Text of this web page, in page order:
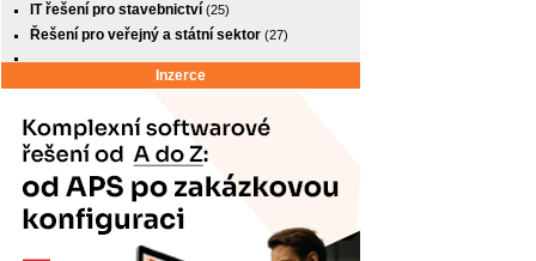
IT řešení pro stavebnictví (25)
Řešení pro veřejný a státní sektor (27)
Inzerce